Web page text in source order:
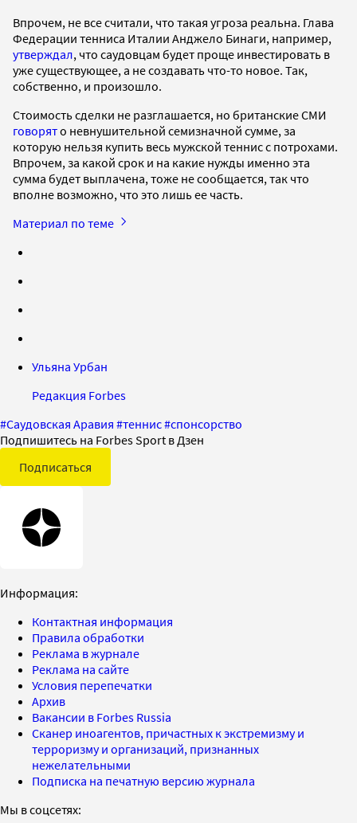
Впрочем, не все считали, что такая угроза реальна. Глава
Федерации тенниса Италии Анджело Бинаги, например,
утверждал, что саудовцам будет проще инвестировать в
уже существующее, а не создавать что-то новое. Так,
собственно, и произошло.
Стоимость сделки не разглашается, но британские СМИ
говорято невнушительной семизначной сумме, за
которую нельзя купить весь мужской теннис с потрохами.
Впрочем, за какой срок и на какие нужды именно эта
сумма будет выплачена, тоже не сообщается, так что
вполне возможно, что это лишь ее часть.
Материал по теме
Ульяна Урбан
Редакция Forbes
#Саудовская Аравия #теннис#спонсорство
Подпишитесь на Forbes Sport в Дзен
Подписаться
Информация:
Контактная информация
Правила обработки
Реклама в журнале
Реклама на сайте
Условия перепечатки
Архив
Вакансии в Forbes Russia
Сканер иноагентов, причастных к экстремизму и
терроризму и организаций, признанных
нежелательными
Подписка на печатную версию журнала
Мы в соцсетях: